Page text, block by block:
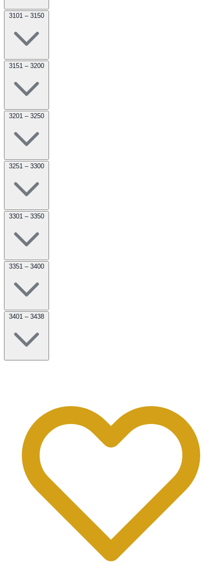
3101 – 3150
3151 – 3200
3201 – 3250
3251 – 3300
3301 – 3350
3351 – 3400
3401 – 3438